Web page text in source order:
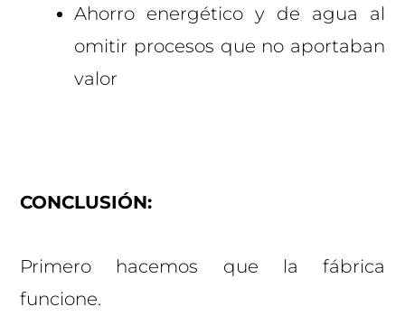
Ahorro energético y de agua al
omitir procesos que no aportaban
valor
CONCLUSIÓN:
Primero hacemos que la fábrica
funcione.